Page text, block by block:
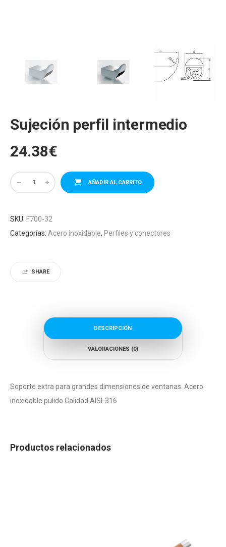
Sujeción perfil intermedio
24.38€
AÑADIR AL CARRITO
SKU: F700-32
Categorías: Acero inoxidable, Perfiles y conectores
SHARE
DESCRIPCIÓN
VALORACIONES (0)
Soporte extra para grandes dimensiones de ventanas. Acero
inoxidable pulido Calidad AISI-316
Productos relacionados